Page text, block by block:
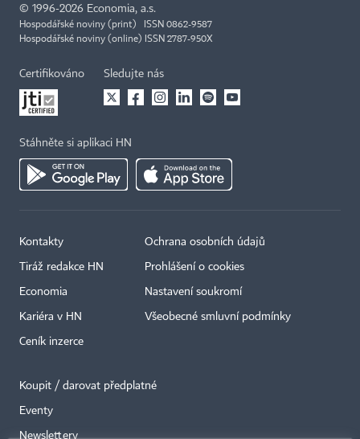
© 1996-2026 Economia, a.s.
Hospodářské noviny (print) ISSN 0862-9587
Hospodářské noviny (online) ISSN 2787-950X
Certifikováno Sledujte nás
Stáhněte si aplikaci HN
Kontakty
Tiráž redakce HN
Economia
Kariéra v HN
Ceník inzerce
Ochrana osobních údajů
Prohlášení o cookies
Nastavení soukromí
Všeobecné smluvní podmínky
Koupit / darovat předplatné
Eventy
Newslettery